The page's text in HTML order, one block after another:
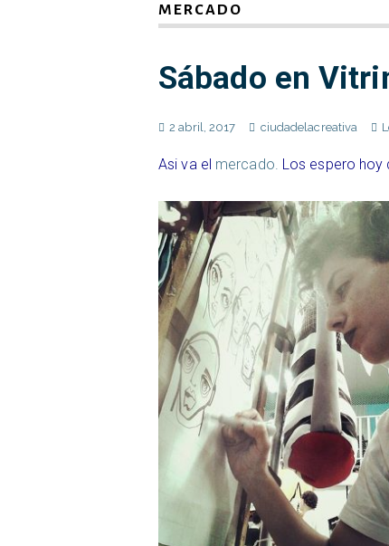
MERCADO
Sábado en
2 abril, 2017 ciudadelacreativa
Asi va el mercado. Los espero hoy